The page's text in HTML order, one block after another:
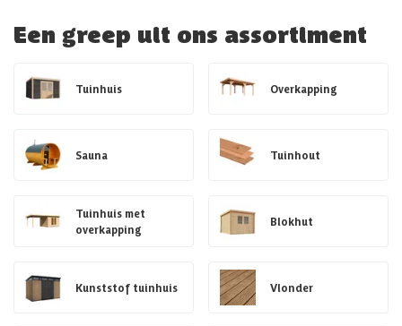
Een greep uit ons assortiment
Tuinhuis Overkapping
Sauna Tuinhout
Tuinhuis met
overkapping
Blokhut
Kunststof tuinhuis Vlonder